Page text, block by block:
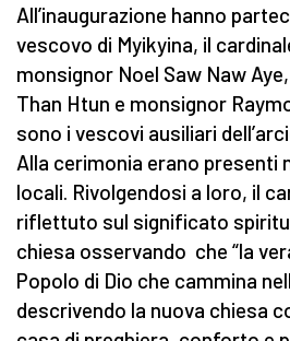
All’inaugurazione hanno
vescovo di Myikyina, il
monsignor Noel Saw Naw
Than Htun e monsignor
sono i vescovi ausiliari
Alla cerimonia erano presenti
locali. Rivolgendosi a loro, il
riflettuto sul significato
chiesa osservando che “la
Popolo di Dio che cammina
descrivendo la nuova chiesa